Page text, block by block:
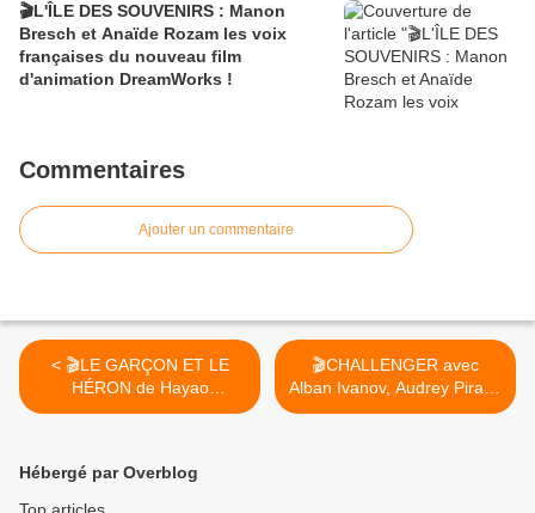
🎬L'ÎLE DES SOUVENIRS : Manon
Bresch et Anaïde Rozam les voix
françaises du nouveau film
d'animation DreamWorks !
Commentaires
Ajouter un commentaire
< 🎬LE GARÇON ET LE
HÉRON de Hayao
Miyazake, le 1er novembre
🎬CHALLENGER avec
Alban Ivanov, Audrey Pirault
et Soso Maness - Début de
Hébergé par Overblog